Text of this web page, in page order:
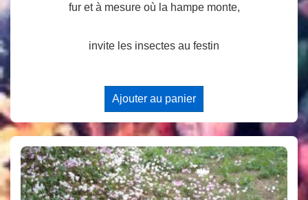
fur et à mesure où la hampe monte,
invite les insectes au festin
Ajouter au panier